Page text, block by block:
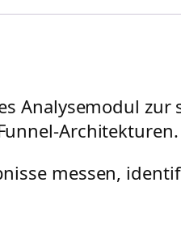
Analysemodul
Architekturen.
messen,